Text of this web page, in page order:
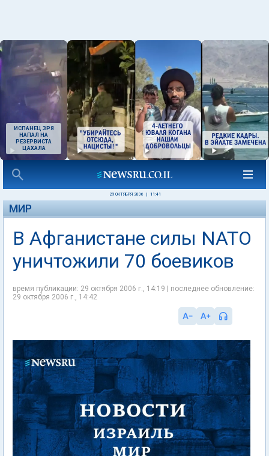
ИСПАНЕЦ ЗРЯ
НАПАЛ НА
РЕЗЕРВИСТА
ЦАХАЛА
29 ОКТЯБРЯ 2006 11:41
МИР
В Афганистане силы NATO
уничтожили 70 боевиков
время публикации: 29 октября 2006 г., 14:19 | последнее обновление:
29 октября 2006 г., 14:42